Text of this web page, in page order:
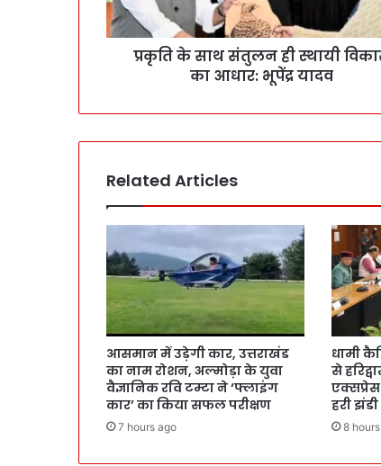
प्रकृति के साथ संतुलन ही स्थायी
का आधार: भूपेंद्र यादव
Related Articles
आसमान में उड़ेगी कार, उत्तराखंड
का नाम रोशन, अल्मोड़ा के युवा
वैज्ञानिक रवि टम्टा ने ‘फ्लाइंग
कार’ का किया सफल परीक्षण
7 hours ago
धामी
से
हरी झंडी
8